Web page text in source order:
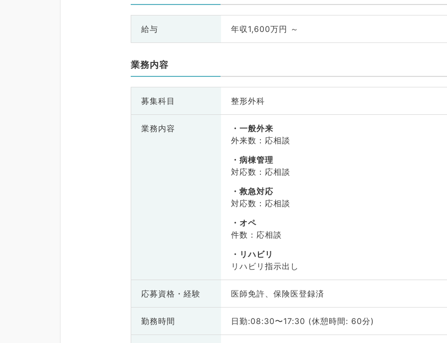
給与 年収1,600万円 ～
業務内容
募集科目 整形外科
業務内容
一般外来
外来数：応相談
病棟管理
対応数：応相談
救急対応
対応数：応相談
オペ
件数：応相談
リハビリ
リハビリ指示出し
応募資格・ 経験 医師免許、保険医登録済
勤務時間 日勤:08:30〜17:30 (休憩時間: 60分)